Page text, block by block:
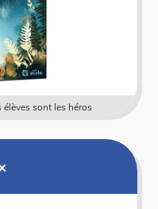
sont les héros